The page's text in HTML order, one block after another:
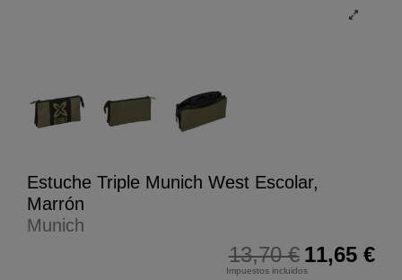
Estuche Triple Munich West Escolar,
Marrón
Munich
13,70 € 11,65 €
Impuestos incluidos